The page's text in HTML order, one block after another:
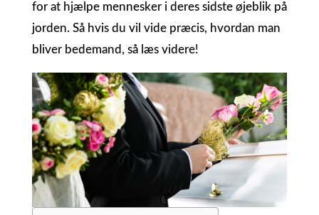
for at hjælpe mennesker i deres sidste øjeblik på
jorden. Så hvis du vil vide præcis, hvordan man
bliver bedemand, så læs videre!